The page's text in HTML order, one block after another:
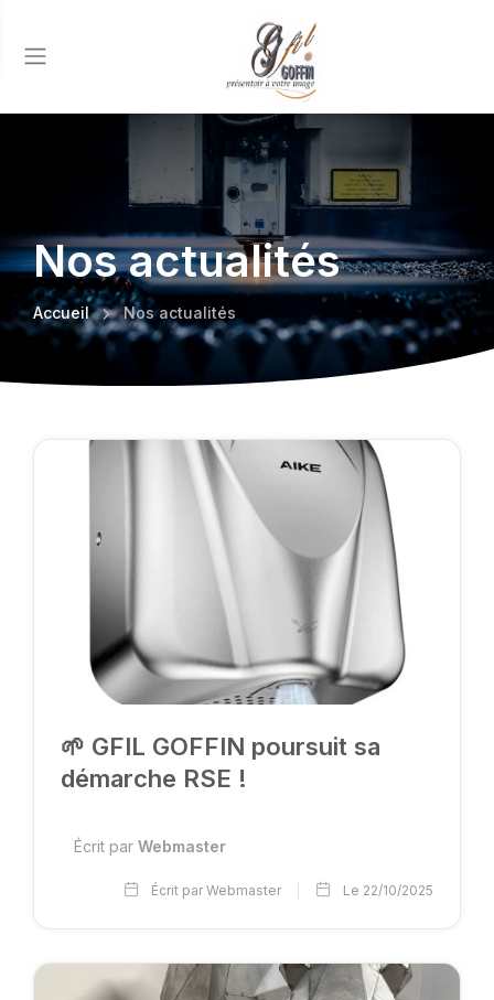
Nos actualités
Accueil Nos actualités
🌱 GFIL GOFFIN poursuit sa
démarche RSE !
Écrit par Webmaster
Écrit par Webmaster Le 22/10/2025